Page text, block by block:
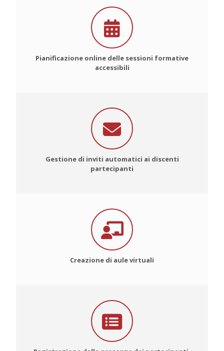
Pianificazione online delle sessioni formative
accessibili
Gestione di inviti automatici ai discenti
partecipanti
Creazione di aule virtuali